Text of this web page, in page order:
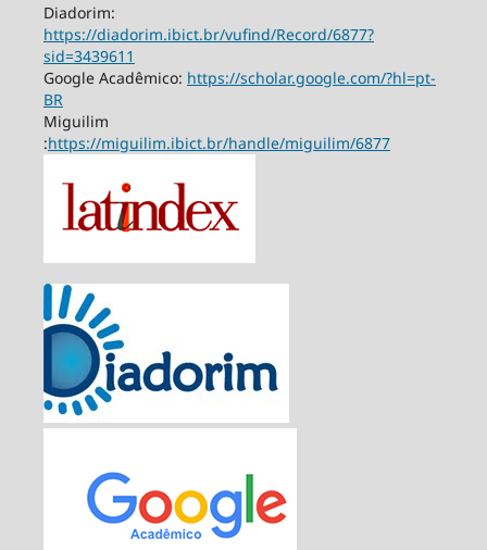
Diadorim:
https://diadorim.ibict.br/vufind/Record/6877?
sid=3439611
Google Acadêmico: https://scholar.google.com/?hl=pt-
BR
Miguilim
:https://miguilim.ibict.br/handle/miguilim/6877